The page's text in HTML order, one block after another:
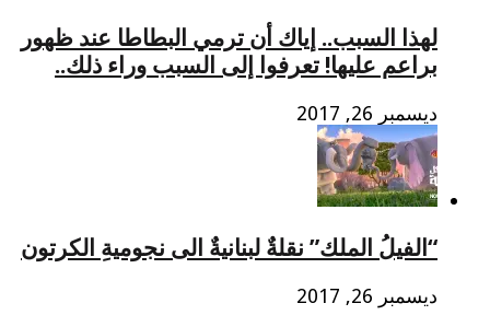
لهذا السبب.. إياك أن ترمي البطاطا عند ظهور
براعم عليها! تعرفوا إلى السبب وراء ذلك..
ديسمبر 26, 2017
“الفيلُ الملك” نقلةٌ لبنانيةٌ الى نجوميةِ الكرتون
ديسمبر 26, 2017